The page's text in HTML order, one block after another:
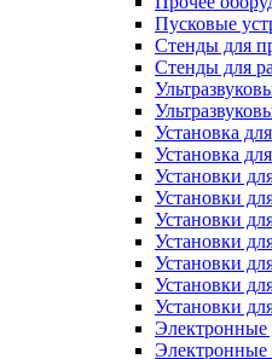
Пусковые
Стенды для
Стенды для
Установка
Установка
Установки
Установки
Установки
Установки
Установки
Установки
Установки
Электронные
Электронные